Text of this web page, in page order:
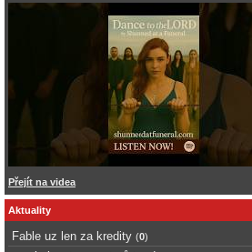
Přejít na videa
Aktuality
Fable uz len za kredity (0)